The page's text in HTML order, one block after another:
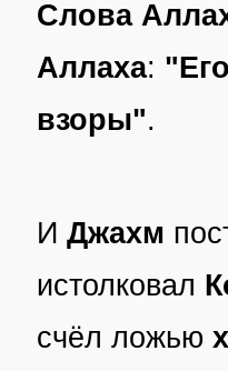
Слова
Аллаха:
взоры".
И Джахм
истолковал
счёл ложью